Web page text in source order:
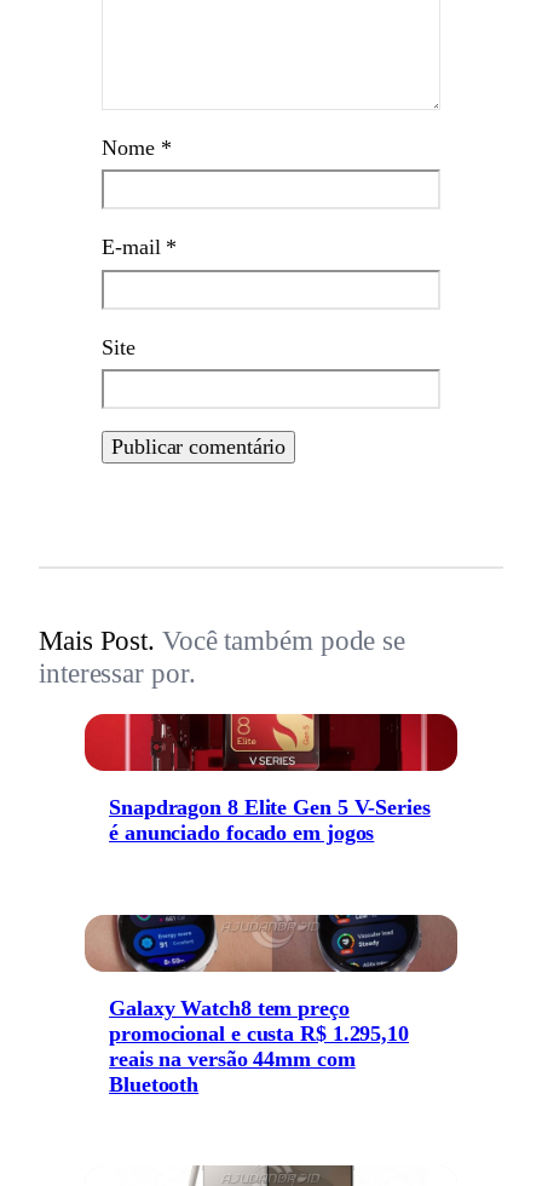
Nome *
E-mail *
Site
Mais Post. Você também pode se
interessar por.
Snapdragon 8 Elite Gen 5 V-Series
é anunciado focado em jogos
Galaxy Watch8 tem preço
promocional e custa R$ 1.295,10
reais na versão 44mm com
Bluetooth